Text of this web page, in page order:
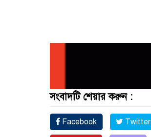
সংবাদটি শেয়ার করুন :
Facebook Twitter